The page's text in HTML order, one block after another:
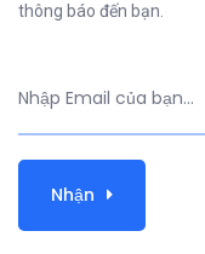
thông báo đến bạn.
Nhận